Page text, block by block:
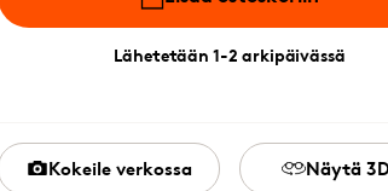
Lähetetään 1-2 arkipäivässä
Kokeile verkossa Näytä